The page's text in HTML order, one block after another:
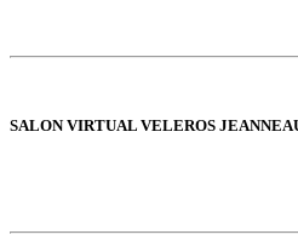
SALON VIRTUAL VELEROS